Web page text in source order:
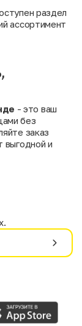
раздел
ассортимент
- это ваш
без
заказ
выгодной и